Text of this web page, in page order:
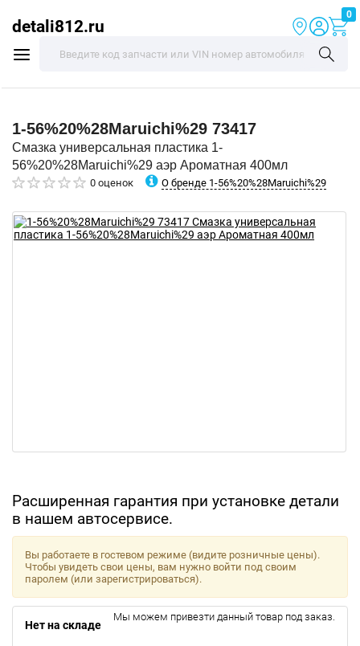
detali812.ru
0
1-56%20%28Maruichi%29 73417
Смазка универсальная пластика 1-
56%20%28Maruichi%29 аэр Ароматная 400мл
0 оценок О бренде 1-56%20%28Maruichi%29
Расширенная гарантия при установке детали
в нашем автосервисе.
Вы работаете в гостевом режиме (видите розничные цены).
Чтобы увидеть свои цены, вам нужно войти под своим
паролем (или зарегистрироваться).
Нет на складе
Мы можем привезти данный товар под заказ.